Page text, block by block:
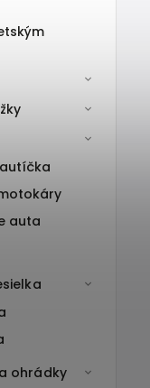
auta
ohrádky